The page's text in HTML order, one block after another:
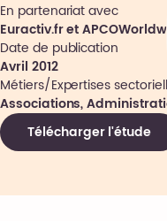
En partenariat avec
Euractiv.fr et
Date de publication
Avril 2012
Métiers/Expertises
Associations,
Télécharger l'étude